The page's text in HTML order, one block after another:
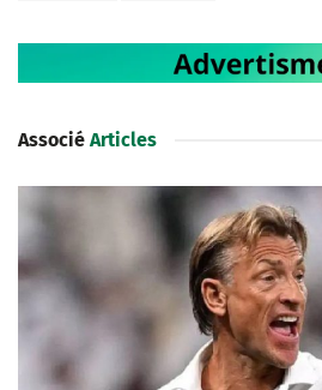
Associé Articles